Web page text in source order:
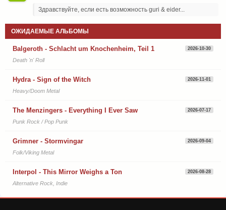
Здравствуйте, если есть возможность guri & eider...
ОЖИДАЕМЫЕ АЛЬБОМЫ
Balgeroth - Schlacht um Knochenheim, Teil 1 2026-10-30
Death 'n' Roll
Hydra - Sign of the Witch 2026-11-01
Heavy/Doom Metal
The Menzingers - Everything I Ever Saw 2026-07-17
Punk Rock / Pop Punk
Grimner - Stormvingar 2026-09-04
Folk/Viking Metal
Interpol - This Mirror Weighs a Ton 2026-08-28
Alternative Rock, Indie